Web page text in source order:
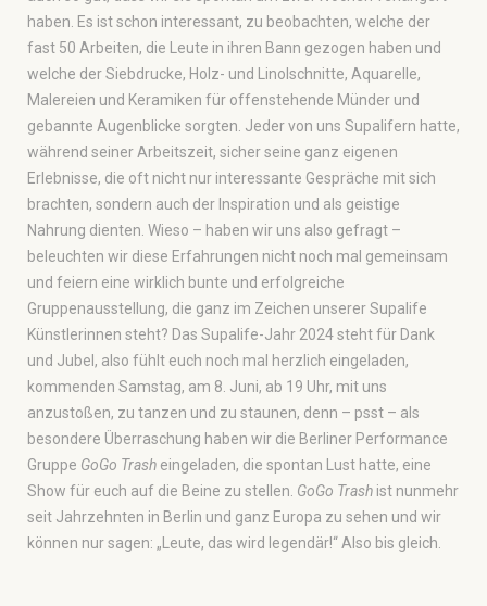
haben. Es ist schon interessant, zu beobachten, welche der
fast 50 Arbeiten, die Leute in ihren Bann gezogen haben und
welche der Siebdrucke, Holz- und Linolschnitte, Aquarelle,
Malereien und Keramiken für offenstehende Münder und
gebannte Augenblicke sorgten. Jeder von uns Supalifern hatte,
während seiner Arbeitszeit, sicher seine ganz eigenen
Erlebnisse, die oft nicht nur interessante Gespräche mit sich
brachten, sondern auch der Inspiration und als geistige
Nahrung dienten. Wieso – haben wir uns also gefragt –
beleuchten wir diese Erfahrungen nicht noch mal gemeinsam
und feiern eine wirklich bunte und erfolgreiche
Gruppenausstellung, die ganz im Zeichen unserer Supalife
Künstlerinnen steht? Das Supalife-Jahr 2024 steht für Dank
und Jubel, also fühlt euch noch mal herzlich eingeladen,
kommenden Samstag, am 8. Juni, ab 19 Uhr, mit uns
anzustoßen, zu tanzen und zu staunen, denn – psst – als
besondere Überraschung haben wir die Berliner Performance
Gruppe GoGo Trash eingeladen, die spontan Lust hatte, eine
Show für euch auf die Beine zu stellen. GoGo Trash ist nunmehr
seit Jahrzehnten in Berlin und ganz Europa zu sehen und wir
können nur sagen: „Leute, das wird legendär!“ Also bis gleich.